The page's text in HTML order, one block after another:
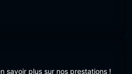
savoir plus sur nos prestations !